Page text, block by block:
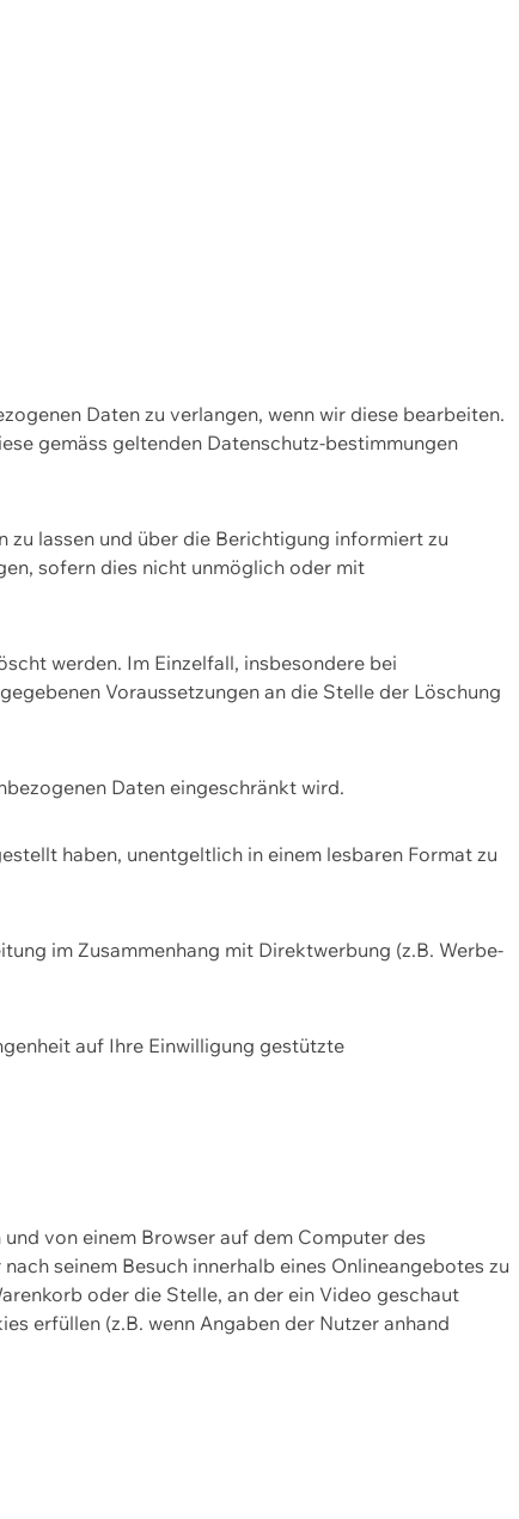
Daten zu verlangen, wenn wir diese bearbeiten.
gemäss geltenden Datenschutz-bestimmungen
lassen und über die Berichtigung informiert zu
sofern dies nicht unmöglich oder mit
werden. Im Einzelfall, insbesondere bei
Voraussetzungen an die Stelle der Löschung
Daten eingeschränkt wird.
haben, unentgeltlich in einem lesbaren Format zu
im Zusammenhang mit Direktwerbung (z.B. Werbe-
auf Ihre Einwilligung gestützte
von einem Browser auf dem Computer des
seinem Besuch innerhalb eines Onlineangebotes zu
oder die Stelle, an der ein Video geschaut
erfüllen (z.B. wenn Angaben der Nutzer anhand